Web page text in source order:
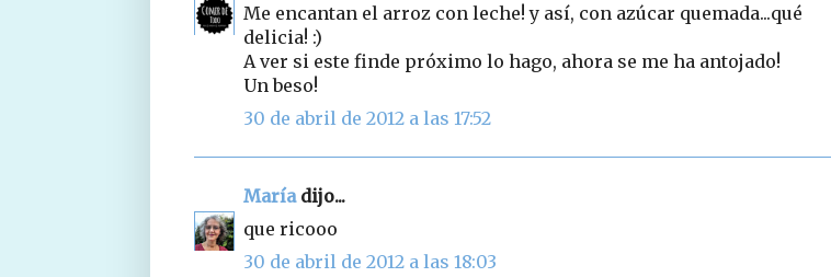
Me encantan el arroz con leche! y así, con azúcar quemada...qué
delicia! :)
A ver si este finde próximo lo hago, ahora se me ha antojado!
Un beso!
30 de abril de 2012 a las 17:52
María dijo...
que ricooo
30 de abril de 2012 a las 18:03